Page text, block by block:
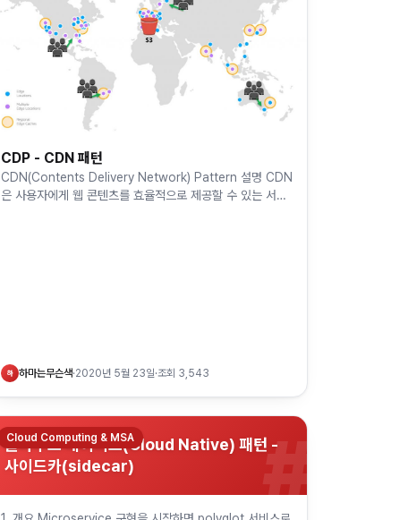
CDP - CDN 패턴
CDN(Contents Delivery Network) Pattern 설명 CDN
은 사용자에게 웹 콘텐츠를 효율적으로 제공할 수 있는 서버
하 하마는무슨색·2020년 5월 23일·조회 3,543
클라우드 네이티브(Cloud Native) 패턴 -
사이드카(sidecar)
#
Cloud Computing & MSA